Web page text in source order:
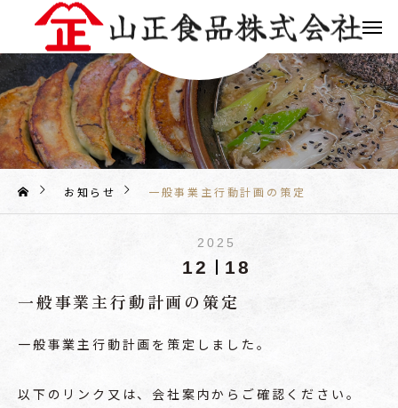
お知らせ 一般事業主行動計画の策定
2025
12 18
一般事業主行動計画の策定
一般事業主行動計画を策定しました。
以下のリンク又は、会社案内からご確認ください。